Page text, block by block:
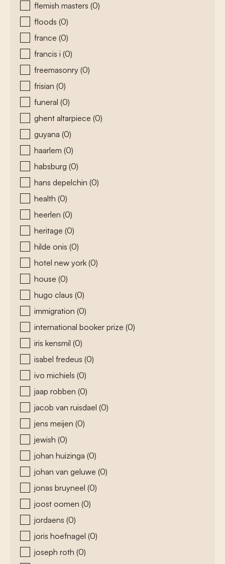
flemish masters (0)
floods (0)
france (0)
francis i (0)
freemasonry (0)
frisian (0)
funeral (0)
ghent altarpiece (0)
guyana (0)
haarlem (0)
habsburg (0)
hans depelchin (0)
health (0)
heerlen (0)
heritage (0)
hilde onis (0)
hotel new york (0)
house (0)
hugo claus (0)
immigration (0)
international booker prize (0)
iris kensmil (0)
isabel fredeus (0)
ivo michiels (0)
jaap robben (0)
jacob van ruisdael (0)
jens meijen (0)
jewish (0)
johan huizinga (0)
johan van geluwe (0)
jonas bruyneel (0)
joost oomen (0)
jordaens (0)
joris hoefnagel (0)
joseph roth (0)